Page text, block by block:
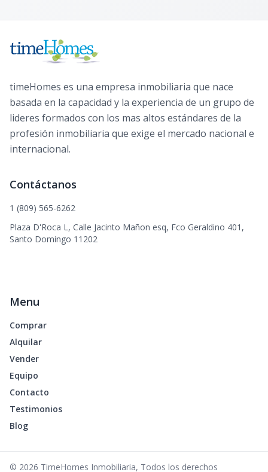
timeHomes es una empresa inmobiliaria que nace
basada en la capacidad y la experiencia de un grupo de
lideres formados con los mas altos estándares de la
profesión inmobiliaria que exige el mercado nacional e
internacional.
Contáctanos
1 (809) 565-6262
Plaza D'Roca L, Calle Jacinto Mañon esq, Fco Geraldino 401,
Santo Domingo 11202
Menu
Comprar
Alquilar
Vender
Equipo
Contacto
Testimonios
Blog
© 2026 TimeHomes Inmobiliaria, Todos los derechos